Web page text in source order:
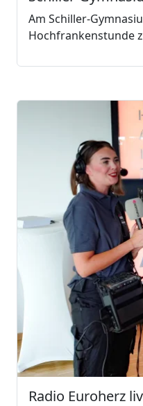
Am Schiller-
Hochfrankenstunde
Radio Euroherz